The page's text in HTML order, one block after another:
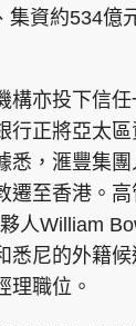
集資約534億
構亦投下信
行正將亞太
悉，滙豐集
遷至香港。高
人William
悉尼的外籍
理職位。